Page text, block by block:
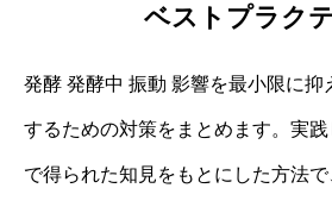
ベストプラク
発酵 発酵中 振動 影響を最小限に抑
するための対策をまとめます。実
で得られた知見をもとにした方法